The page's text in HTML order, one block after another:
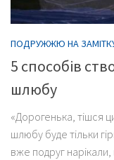
ПОДРУЖЖЮ НА
5 способів
шлюбу
«Дорогенька, тішся
шлюбу буде тільки
вже подруг